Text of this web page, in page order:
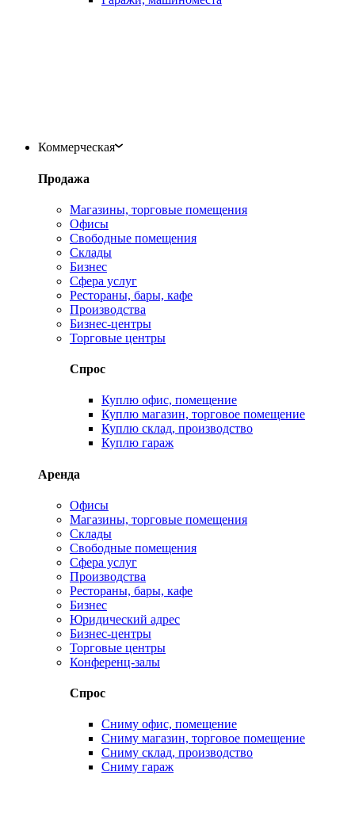
Коммерческая
Продажа
Магазины, торговые помещения
Офисы
Свободные помещения
Склады
Бизнес
Сфера услуг
Рестораны, бары, кафе
Производства
Бизнес-центры
Торговые центры
Спрос
Куплю офис, помещение
Куплю магазин, торговое помещение
Куплю склад, производство
Куплю гараж
Аренда
Офисы
Магазины, торговые помещения
Склады
Свободные помещения
Сфера услуг
Производства
Рестораны, бары, кафе
Бизнес
Юридический адрес
Бизнес-центры
Торговые центры
Конференц-залы
Спрос
Сниму офис, помещение
Сниму магазин, торговое помещение
Сниму склад, производство
Сниму гараж